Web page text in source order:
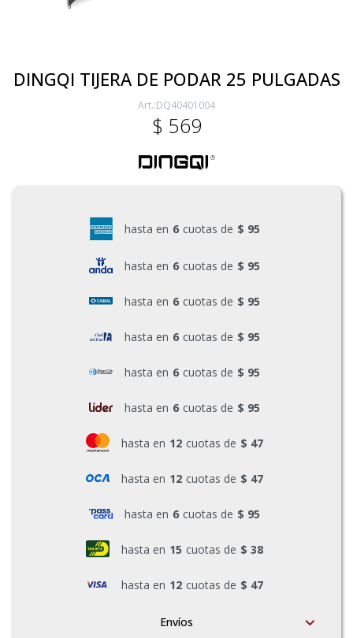
DINGQI TIJERA DE PODAR 25 PULGADAS
DQ40401004
$ 569
hasta en 6 cuotas de $ 95
hasta en 6 cuotas de $ 95
hasta en 6 cuotas de $ 95
hasta en 6 cuotas de $ 95
hasta en 6 cuotas de $ 95
hasta en 6 cuotas de $ 95
hasta en 12 cuotas de $ 47
hasta en 12 cuotas de $ 47
hasta en 6 cuotas de $ 95
hasta en 15 cuotas de $ 38
hasta en 12 cuotas de $ 47
Envíos
Herramientas Eléctrica y Batería
Herramientas Manuales
Generadores
Piscinas e Inflables
Soldadoras y Accesorios